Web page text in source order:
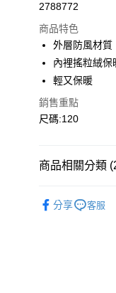
LINE Pay
Apple Pay
ATM付款
運送方式
每筆NT$80，滿
2788772
商品特色
外層防風材質
內裡搖粒絨保
輕又保暖
銷售重點
尺碼:120
商品相關分類
分享 客服